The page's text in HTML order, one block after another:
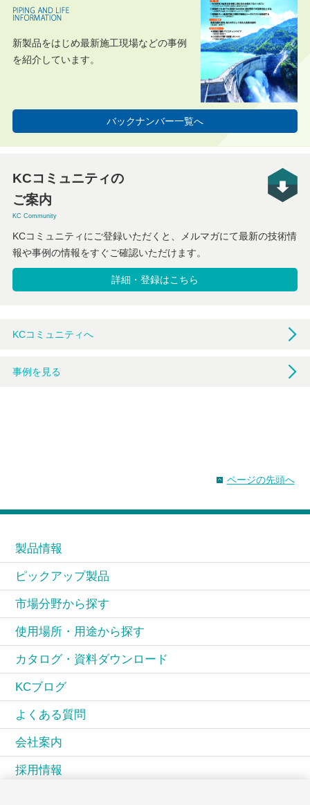
新製品をはじめ最新施工現場などの事例
を紹介しています。
バックナンバー一覧へ
KCコミュニティの
ご案内
KC Community
KCコミュニティにご登録いただくと、メルマガにて最新の技術情
報や事例の情報をすぐご確認いただけます。
詳細・登録はこちら
KCコミュニティへ
事例を見る
ページの先頭へ
製品情報
ピックアップ製品
市場分野から探す
使用場所・用途から探す
カタログ・資料ダウンロード
KCブログ
よくある質問
会社案内
採用情報